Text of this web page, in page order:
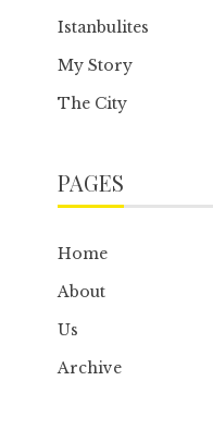
Istanbulites
My Story
The City
PAGES
Home
About
Us
Archive